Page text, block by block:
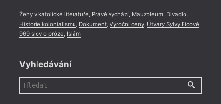
Ženy v katolické literatuře, Právě vychází, Mauzoleum, Divadlo,
Historie kolonialismu, Dokument, Výroční ceny, Útvary Sylvy Ficové,
969 slov o próze, Islám
Vyhledávání